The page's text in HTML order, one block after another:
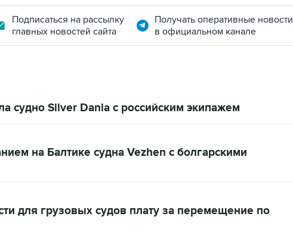
Подписаться на рассылку
главных новостей сайта
Получать оперативные новости
в официальном канале
судно Silver Dania с российским экипажем
на Балтике судна Vezhen с болгарскими
для грузовых судов плату за перемещение по